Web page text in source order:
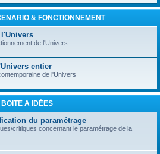
r
& FONCTIONNEMENT
de l'Univers...
entier
de l'Univers
BOITE A IDÉES
du paramétrage
critiques concernant le paramétrage de la